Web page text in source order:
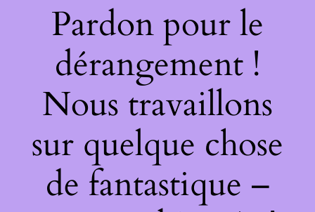
Pardon pour le
dérangement !
Nous travaillons
sur quelque chose
de fantastique –